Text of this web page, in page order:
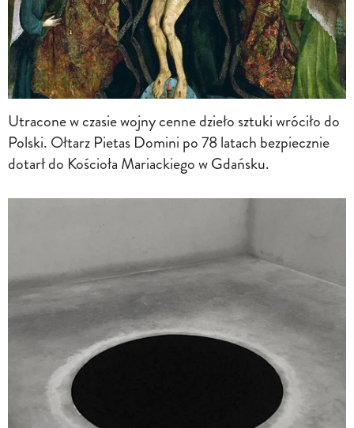
Utracone w czasie wojny cenne dzieło sztuki wróciło do
Polski. Ołtarz Pietas Domini po 78 latach bezpiecznie
dotarł do Kościoła Mariackiego w Gdańsku.